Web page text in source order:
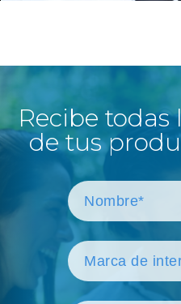
Recibe todas
de tus
Marca de